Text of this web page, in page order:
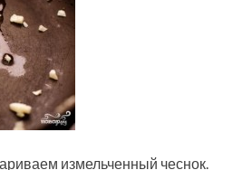
измельченный чеснок.